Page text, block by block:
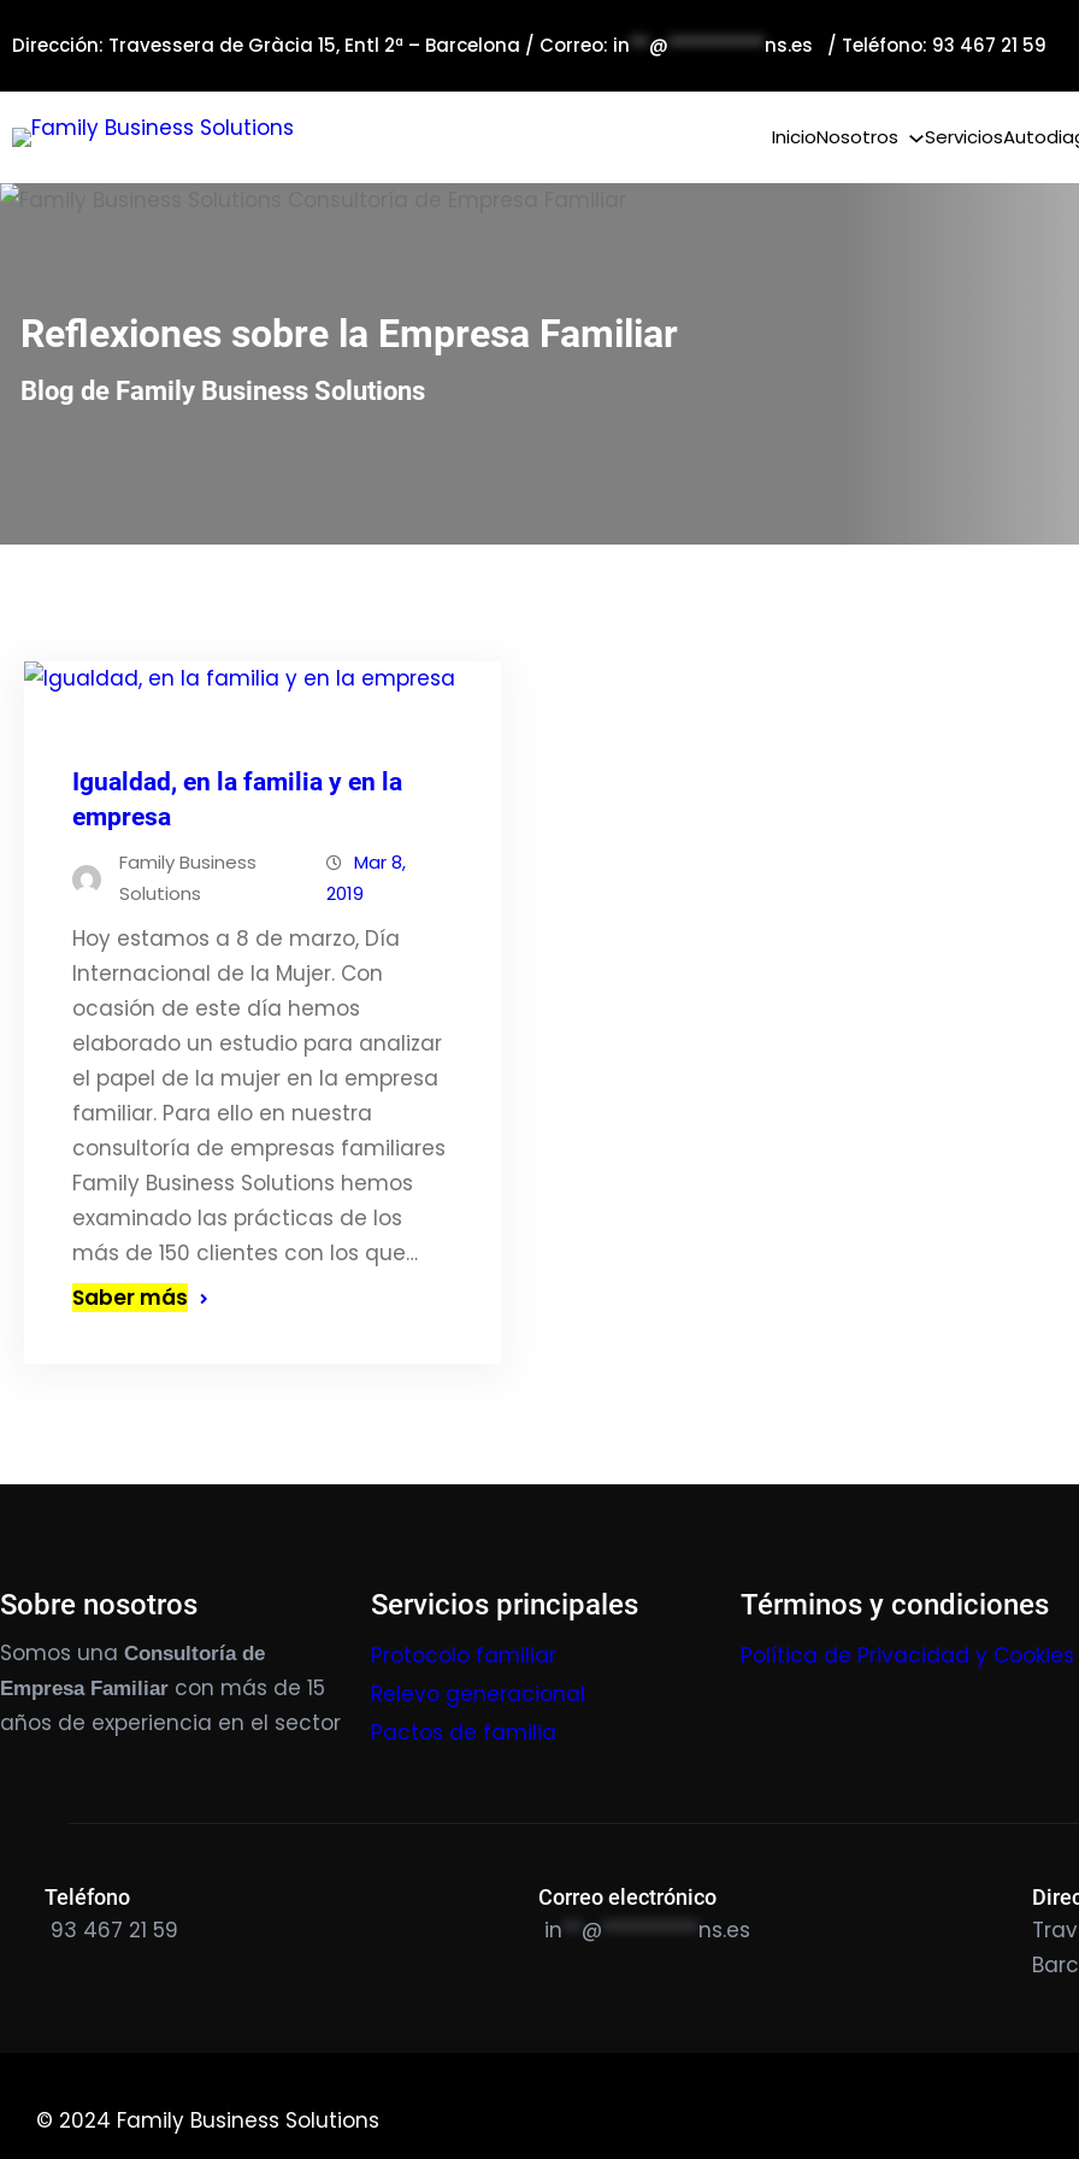
al
contenido
Dirección: Travessera de Gràcia 15, Entl 2ª – Barcelona / Correo: in**@**********ns.es / Teléfono: 93 467 21 59
InicioNosotros Servicios
Reflexiones sobre la Empresa Familiar
Blog de Family Business Solutions
Igualdad, en la familia y en la
empresa
Family Business
Solutions
Mar 8,
2019
Hoy estamos a 8 de marzo, Día
Internacional de la Mujer. Con
ocasión de este día hemos
elaborado un estudio para analizar
el papel de la mujer en la empresa
familiar. Para ello en nuestra
consultoría de empresas familiares
Family Business Solutions hemos
examinado las prácticas de los
más de 150 clientes con los que…
Saber más
Sobre nosotros
Somos una Consultoría de
Empresa Familiar con más de 15
años de experiencia en el sector
Servicios principales
Protocolo familiar
Relevo generacional
Pactos de familia
Términos y condiciones
Política de Privacidad y Cookies
Teléfono
93 467 21 59
Correo electrónico
in @ ********** ns.es
© 2024 Family Business Solutions